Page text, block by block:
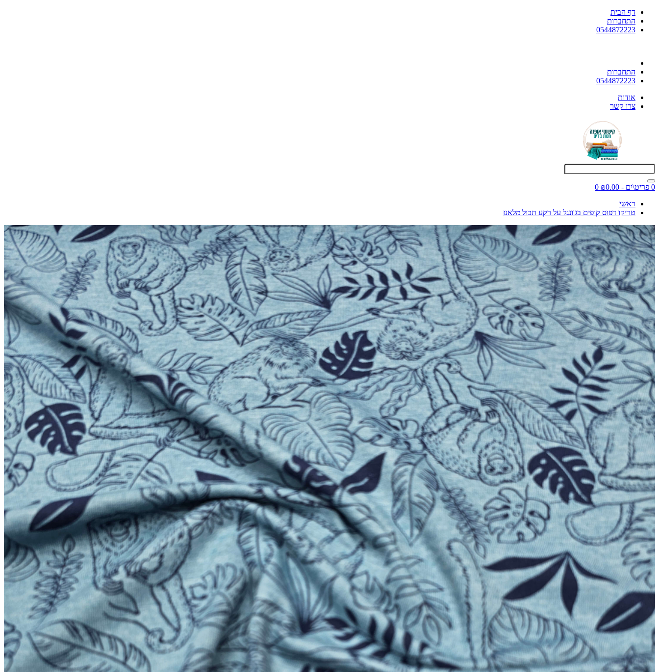
דף הבית
התחברות
0544872223
התחברות
0544872223
אודות
צרו קשר
0 פריט\ים - ₪0.00
0
ראשי
טריקו דפוס קופים בג'ונגל על רקע תכול מלאנז